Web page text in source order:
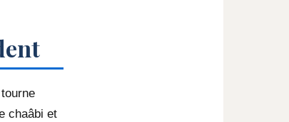
chaâbi et